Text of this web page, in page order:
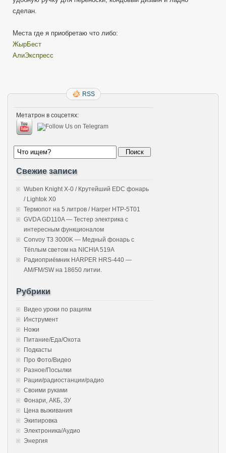
сделан.
Места где я приобретаю что либо:
ЖырБест
АлиЭкспресс
RSS
Метатрон в соцсетях:
Свежие записи
Wuben Knight X-0 / Крутейший EDC фонарь
/ Lightok X0
Термопот на 5 литров / Harper HTP-5T01
GVDA GD110A — Тестер электрика с
интересным функционалом
Convoy T3 3000K — Медный фонарь с
Тёплым светом на NICHIA 519A
Радиоприёмник HARPER HRS-440 —
AM/FM/SW на 18650 литии.
Рубрики
Видео уроки по рациям
Инструмент
Ножи
Питание/Еда/Охота
Подкасты
Про Фото/Видео
Разное/Посылки
Рации/радиостанции/радио
Своими руками
Фонари, АКБ, ЗУ
Цена выживания
Экипировка
Электроника/Аудио
Энергия